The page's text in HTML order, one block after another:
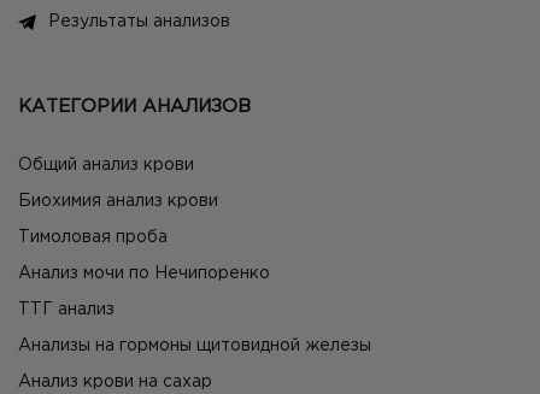
Результаты анализов
КАТЕГОРИИ АНАЛИЗОВ
Общий анализ крови
Биохимия анализ крови
Тимоловая проба
Анализ мочи по Нечипоренко
ТТГ анализ
Анализы на гормоны щитовидной железы
Анализ крови на сахар